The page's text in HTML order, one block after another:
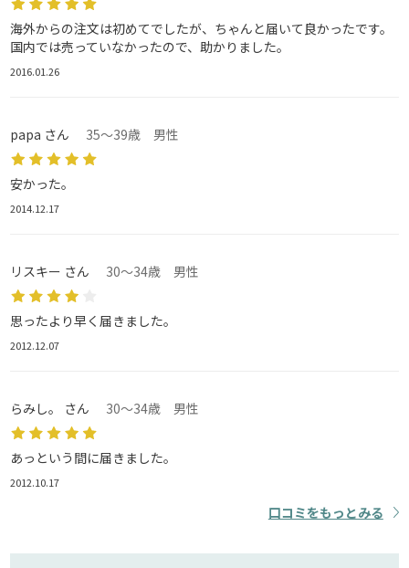
海外からの注文は初めてでしたが、ちゃんと届いて良かったです。
国内では売っていなかったので、助かりました。
2016.01.26
papa さん 35～39歳 男性
安かった。
2014.12.17
リスキー さん 30～34歳 男性
思ったより早く届きました。
2012.12.07
らみし。 さん 30～34歳 男性
あっという間に届きました。
2012.10.17
口コミをもっとみる